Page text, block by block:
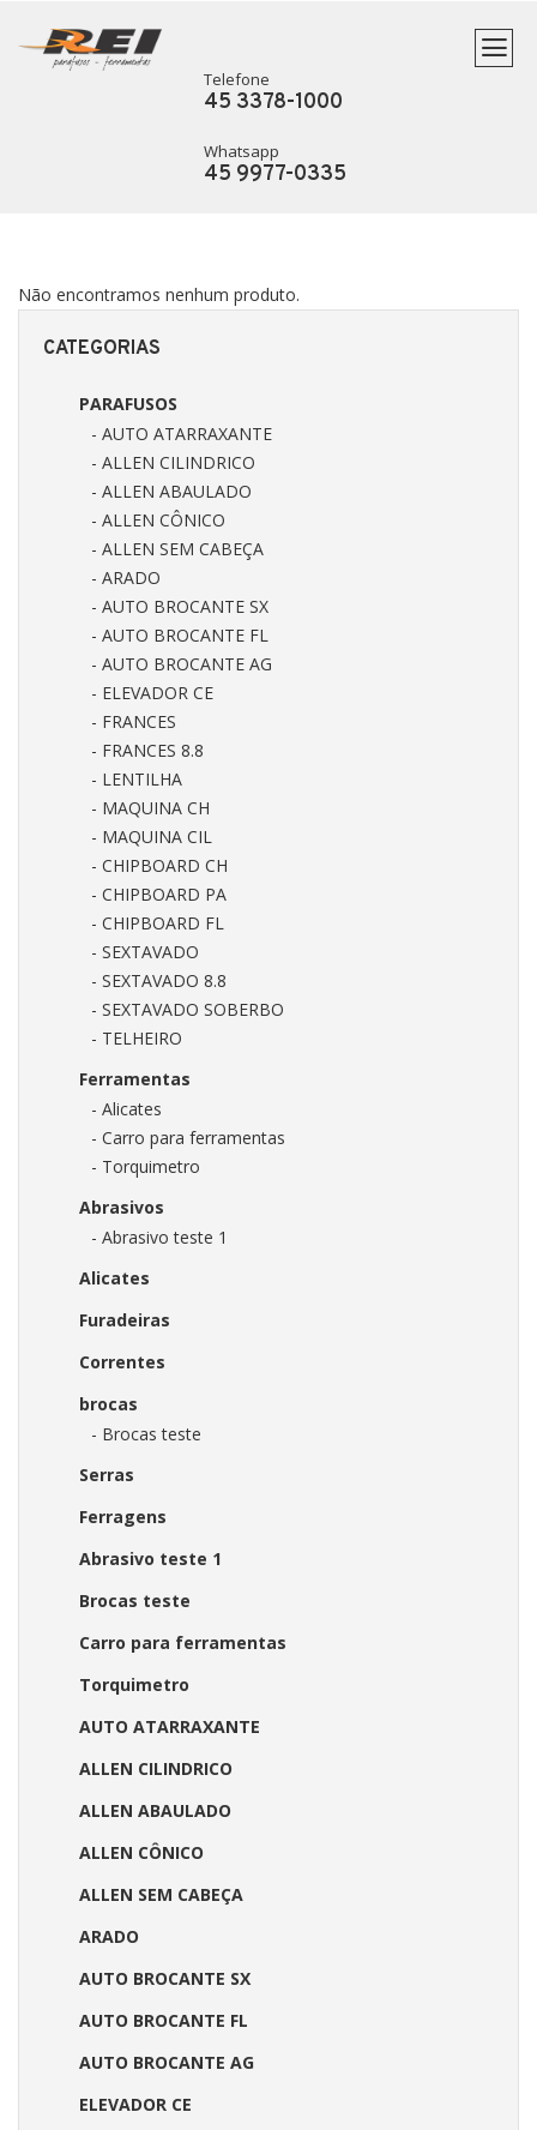
Telefone
45 3378-1000
Whatsapp
45 9977-0335
CATEGORIAS
PARAFUSOS
- AUTO ATARRAXANTE
- ALLEN CILINDRICO
- ALLEN ABAULADO
- ALLEN CÔNICO
- ALLEN SEM CABEÇA
- ARADO
- AUTO BROCANTE SX
- AUTO BROCANTE FL
- AUTO BROCANTE AG
- ELEVADOR CE
- FRANCES
- FRANCES 8.8
- LENTILHA
- MAQUINA CH
- MAQUINA CIL
- CHIPBOARD CH
- CHIPBOARD PA
- CHIPBOARD FL
- SEXTAVADO
- SEXTAVADO 8.8
- SEXTAVADO SOBERBO
- TELHEIRO
Ferramentas
- Alicates
- Carro para ferramentas
- Torquimetro
Abrasivos
- Abrasivo teste 1
Alicates
Furadeiras
Correntes
brocas
- Brocas teste
Serras
Ferragens
Abrasivo teste 1
Brocas teste
Carro para ferramentas
Torquimetro
AUTO ATARRAXANTE
ALLEN CILINDRICO
ALLEN ABAULADO
ALLEN CÔNICO
ALLEN SEM CABEÇA
ARADO
AUTO BROCANTE SX
AUTO BROCANTE FL
AUTO BROCANTE AG
ELEVADOR CE
Não encontramos nenhum produto.